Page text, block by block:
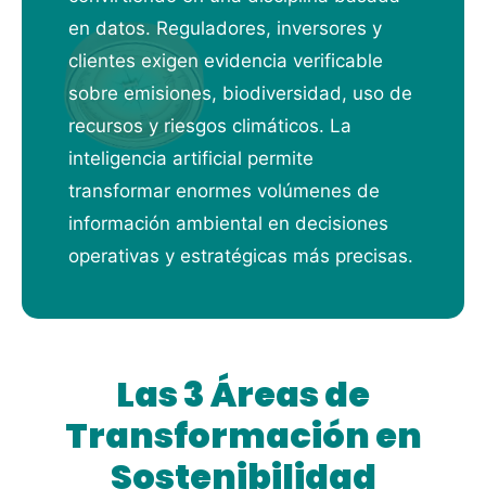
en datos. Reguladores, inversores y
clientes exigen evidencia verificable
sobre emisiones, biodiversidad, uso de
recursos y riesgos climáticos. La
inteligencia artificial permite
transformar enormes volúmenes de
información ambiental en decisiones
operativas y estratégicas más precisas.
Las 3 Áreas de
Transformación en
Sostenibilidad